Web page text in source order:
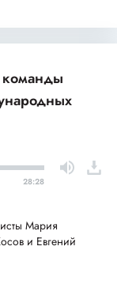
команды
28:28
Мария
и Евгений